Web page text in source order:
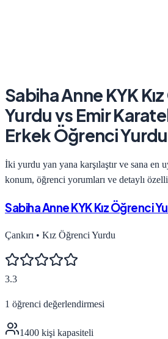
Sabiha Anne KYK
Yurduvs Emir
Erkek Öğrenci Yurdu
İki yurdu yan yana karşılaştır ve sana en
konum, öğrenci yorumları ve detaylı
Sabiha Anne KYK Kız Öğrenci
Çankırı • Kız Öğrenci Yurdu
3.3
1 öğrenci değerlendirmesi
1400 kişi kapasiteli